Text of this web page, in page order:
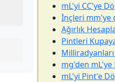
mL'yi CC'ye
İnçleri mm'ye
Ağırlık
Pintleri
Milliradyanları
mg'den
mL'yi Pint'e